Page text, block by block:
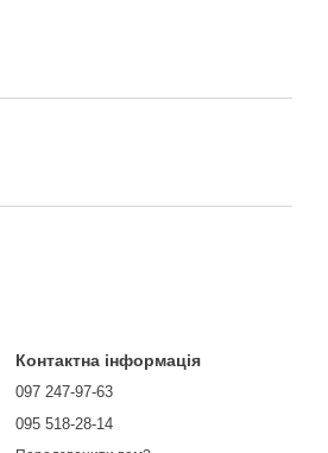
Контактна інформація
097 247-97-63
095 518-28-14